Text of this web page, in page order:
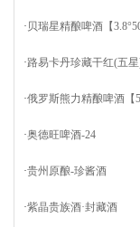
· 贝瑞星精酿啤酒【
·路易卡丹珍藏干红(五
·俄罗斯熊力精酿啤酒【
·奥德旺啤酒-24
·贵州原酿-珍酱酒
·紫晶贵族酒·封藏酒